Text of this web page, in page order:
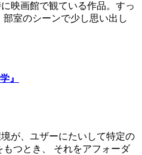
映画館で観ている作品。すっ
室のシーンで少し思い出し
』
が、ユザーにたいして特定の
つとき、 それをアフォーダ